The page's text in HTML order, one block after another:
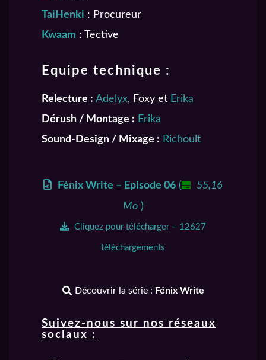
TaiHenki : Procureur
Kwaam : Tective
Equipe technique :
Relecture : Adelyx, Foxy et Erika
Dérush / Montage : Erika
Sound-Design / Mixage : Richoult
Fénix Write – Episode 06 (
55,16
Mo )
Cliquez pour télécharger – 12627
téléchargements
Découvrir la série : Fénix Write
Suivez-nous sur nos réseaux
sociaux :